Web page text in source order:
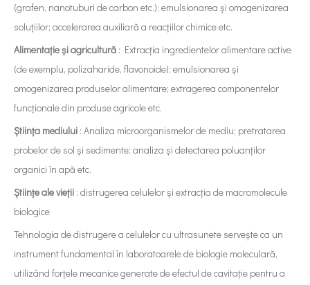
(grafen, nanotuburi de carbon etc.); emulsionarea și omogenizarea
soluțiilor; accelerarea auxiliară a reacțiilor chimice etc.
Alimentație și agricultură : Extracția ingredientelor alimentare active
(de exemplu, polizaharide, flavonoide); emulsionarea și
omogenizarea produselor alimentare; extragerea componentelor
funcţionale din produse agricole etc.
Știința mediului : Analiza microorganismelor de mediu; pretratarea
probelor de sol și sedimente; analiza și detectarea poluanților
organici în apă etc.
Științe ale vieții : distrugerea celulelor și extracția de macromolecule
biologice
Tehnologia de distrugere a celulelor cu ultrasunete servește ca un
instrument fundamental în laboratoarele de biologie moleculară,
utilizând forțele mecanice generate de efectul de cavitație pentru a